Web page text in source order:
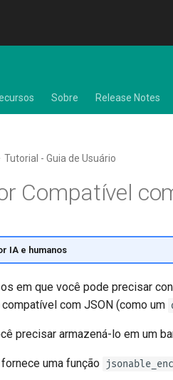
Sobre Release Notes
Tutorial - Guia de Usuário
Compatível
IA e humanos
em que você pode precisar
com JSON (como um
precisar armazená-lo em um
fornece uma função